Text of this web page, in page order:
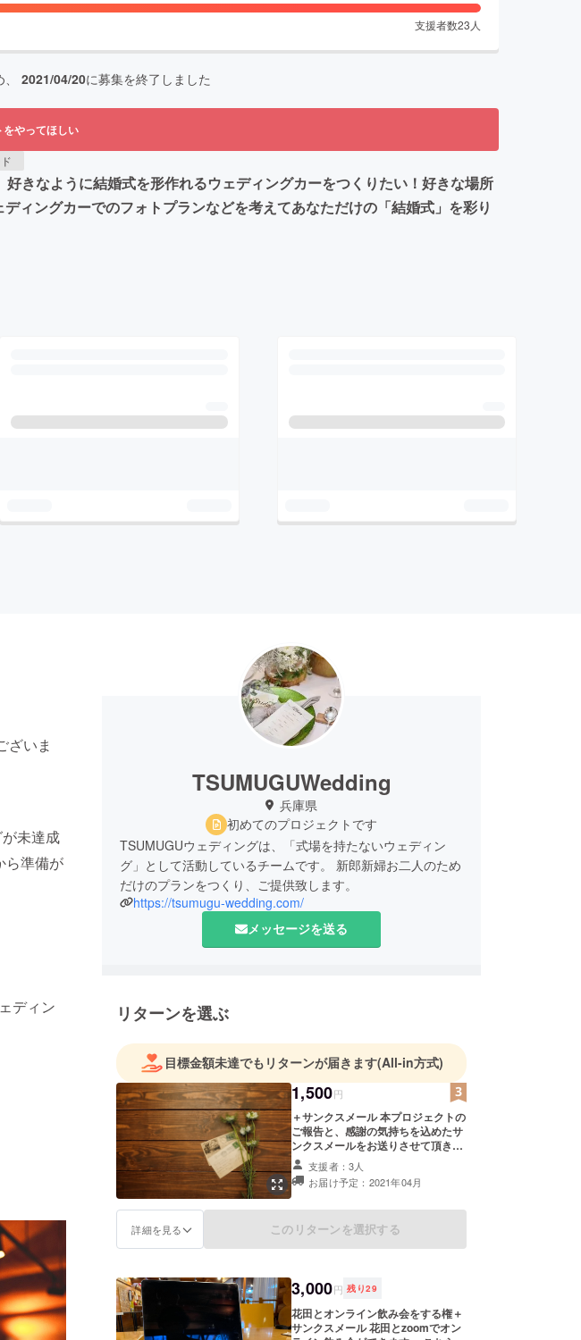
支援者数23 人
2021/04/20に募集を終了しました
をやってほしい
きなように結婚式を形作れるウェディングカーをつくりたい！好きな場所
ィングカーでのフォトプランなどを考えてあなただけの「結婚式」を彩り
ざいま
未達成
ら準備が
ディン
TSUMUGUWedding
兵庫県
初めてのプロジェクトです
TSUMUGUウェディングは、「式場を持たないウェディン
グ」として活動しているチームです。 新郎新婦お二人のため
だけのプランをつくり、ご提供致します。
https://tsumugu-wedding.com/
メッセージを送る
リターンを選ぶ
目標金額未達でもリターンが届きます(All-in方式)
1,500円
＋サンクスメール 本プロジェクトの
ご報告と、感謝の気持ちを込めたサ
ンクスメールをお送りさせて頂きま
す。支援者：3人
お届け予定：2021年04月
詳細を見る このリターンを選択する
3,000円 残り29
花田とオンライン飲み会をする権＋
サンクスメール 花田とzoomでオン